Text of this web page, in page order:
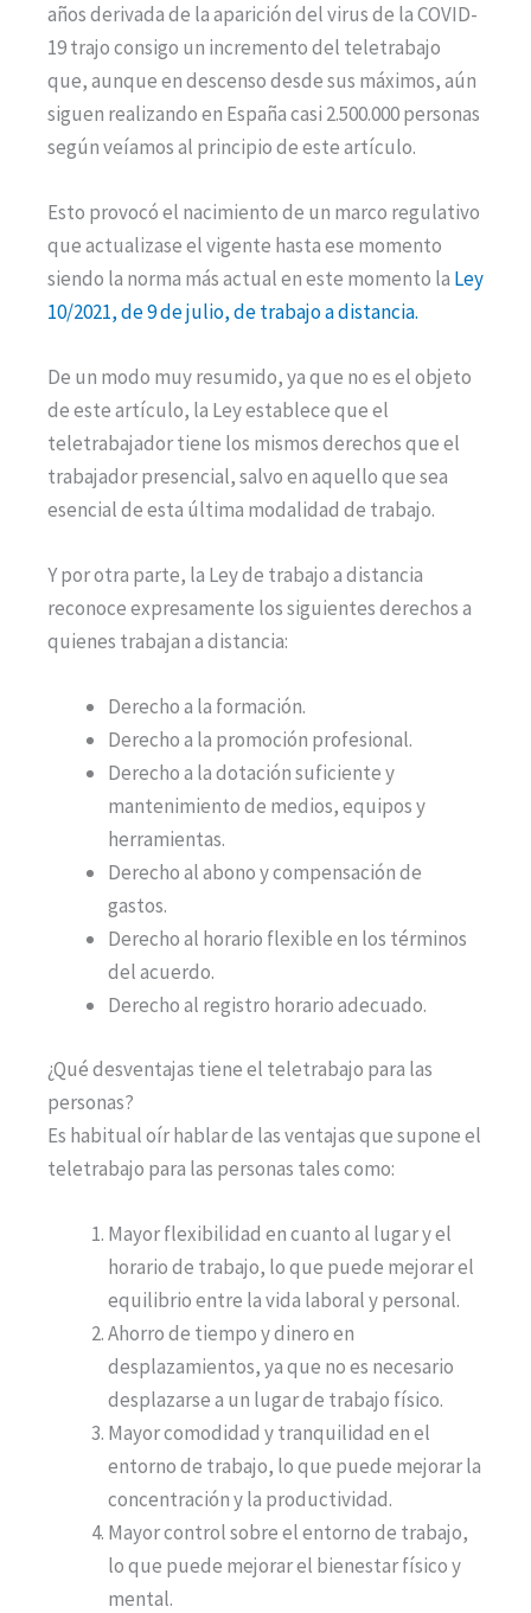
años derivada de la aparición del virus de la COVID-
19 trajo consigo un incremento del teletrabajo
que, aunque en descenso desde sus máximos, aún
siguen realizando en España casi 2.500.000 personas
según veíamos al principio de este artículo.
Esto provocó el nacimiento de un marco regulativo
que actualizase el vigente hasta ese momento
siendo la norma más actual en este momento la Ley
10/2021, de 9 de julio, de trabajo a distancia.
De un modo muy resumido, ya que no es el objeto
de este artículo, la Ley establece que el
teletrabajador tiene los mismos derechos que el
trabajador presencial, salvo en aquello que sea
esencial de esta última modalidad de trabajo.
Y por otra parte, la Ley de trabajo a distancia
reconoce expresamente los siguientes derechos a
quienes trabajan a distancia:
Derecho a la formación.
Derecho a la promoción profesional.
Derecho a la dotación suficiente y
mantenimiento de medios, equipos y
herramientas.
Derecho al abono y compensación de
gastos.
Derecho al horario flexible en los términos
del acuerdo.
Derecho al registro horario adecuado.
¿Qué desventajas tiene el teletrabajo para las
personas?
Es habitual oír hablar de las ventajas que supone el
teletrabajo para las personas tales como:
Mayor flexibilidad en cuanto al lugar y el
horario de trabajo, lo que puede mejorar el
equilibrio entre la vida laboral y personal.
Ahorro de tiempo y dinero en
desplazamientos, ya que no es necesario
desplazarse a un lugar de trabajo físico.
Mayor comodidad y tranquilidad en el
entorno de trabajo, lo que puede mejorar la
concentración y la productividad.
Mayor control sobre el entorno de trabajo,
lo que puede mejorar el bienestar físico y
mental.